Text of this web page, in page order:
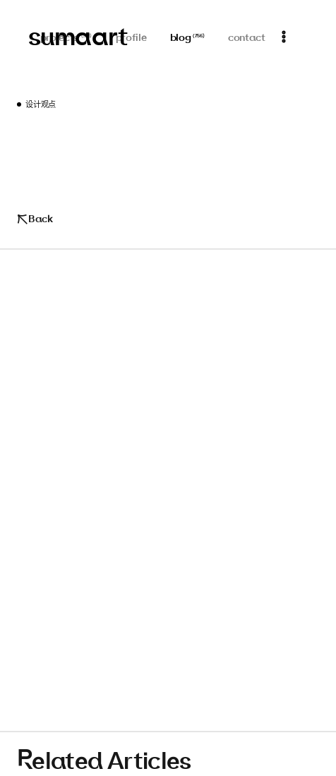
sumaart
projects (313) profile blog (756) contact
设计观点
Back
Related Articles